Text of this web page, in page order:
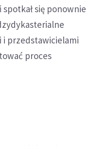
się ponownie
i przedstawicielami
proces